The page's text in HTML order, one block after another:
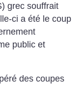
grec souffrait
ci a été le coup
public et
des coupes